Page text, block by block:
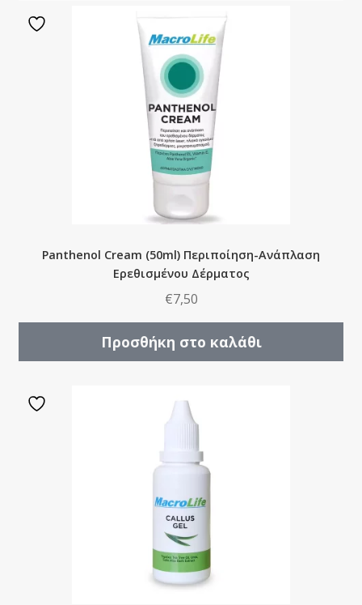
Panthenol Cream (50ml) Περιποίηση-Ανάπλαση
Ερεθισμένου Δέρματος
€7,50
Προσθήκη στο καλάθι